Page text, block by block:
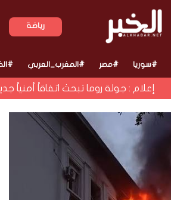
رياضة
#سوريا #مصر #المغرب_العربي
إعلام : جولة روما تبحث اتفاقاً أمنياً